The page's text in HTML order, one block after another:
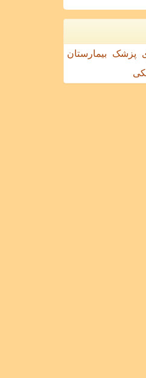
پزشک
بیمارستان